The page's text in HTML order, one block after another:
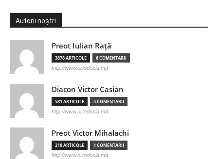
Autorii noștri
Preot Iulian Raţă
3878 ARTICOLE 6 COMENTARII
http://www.ortodoxia.md
Diacon Victor Casian
581 ARTICOLE 5 COMENTARII
http://www.ortodoxia.md
Preot Victor Mihalachi
210 ARTICOLE 1 COMENTARII
http://www.ortodoxia.md